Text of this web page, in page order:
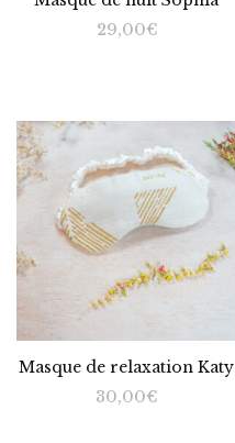
29,00€
Masque de relaxation Katy
30,00€